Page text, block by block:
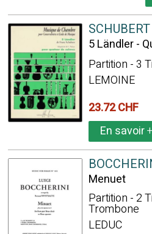
SCHUBERT
5 Ländler -
Partition - 3
LEMOINE
23.72 CHF
En savoir+
Menuet
Partition - 2
Trombone
LEDUC